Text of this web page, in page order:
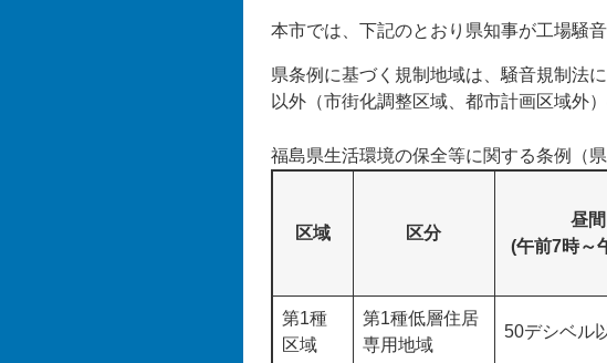
本市では、下記のとおり県知事が工場騒
県条例に基づく規制地域は、騒音規制法
以外（市街化調整区域、都市計画区域外
福島県生活環境の保全等に関する条例（
区域 区分
昼間
(午前7時～
第1種
区域
第1種低層住居
専用地域
50デシベル